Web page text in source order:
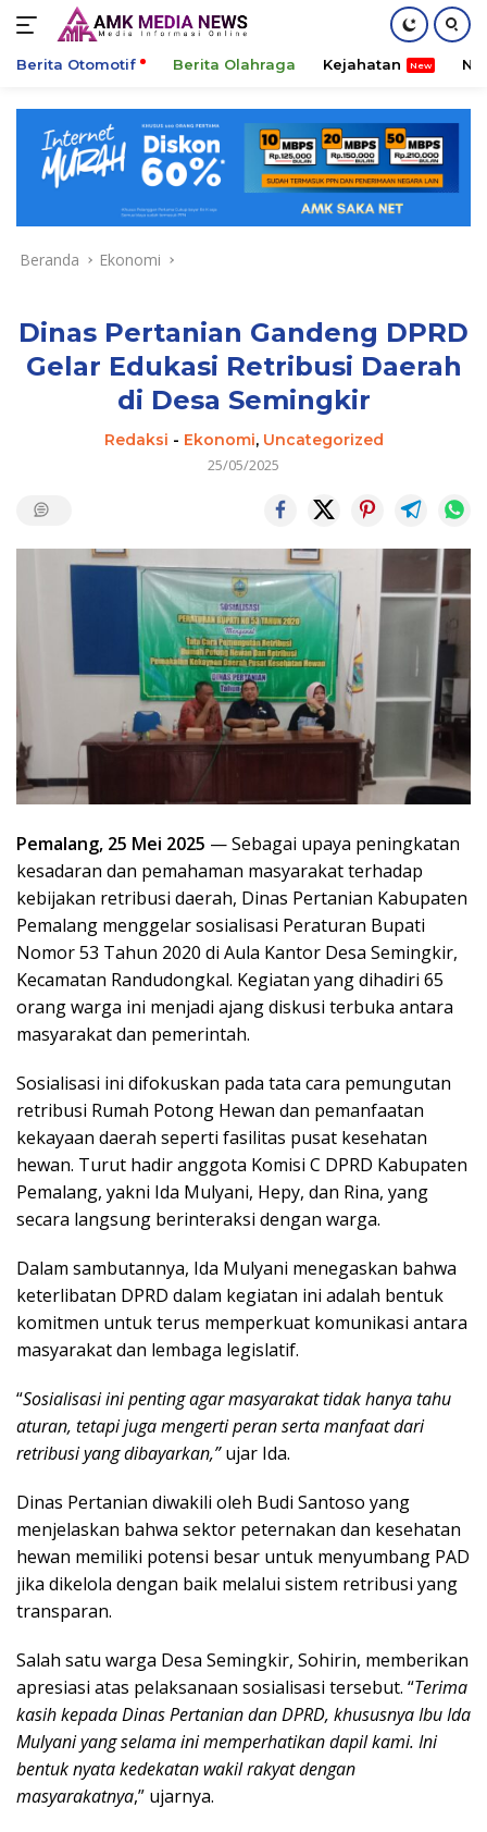
konten
Berita Otomotif Berita Olahraga Kejahatan
Beranda Ekonomi
Dinas Pertanian Gandeng DPRD
Gelar Edukasi Retribusi Daerah
di Desa Semingkir
Redaksi - Ekonomi, Uncategorized
25/05/2025
Pemalang, 25 Mei 2025 — Sebagai upaya peningkatan
kesadaran dan pemahaman masyarakat terhadap
kebijakan retribusi daerah, Dinas Pertanian Kabupaten
Pemalang menggelar sosialisasi Peraturan Bupati
Nomor 53 Tahun 2020 di Aula Kantor Desa Semingkir,
Kecamatan Randudongkal. Kegiatan yang dihadiri 65
orang warga ini menjadi ajang diskusi terbuka antara
masyarakat dan pemerintah.
Sosialisasi ini difokuskan pada tata cara pemungutan
retribusi Rumah Potong Hewan dan pemanfaatan
kekayaan daerah seperti fasilitas pusat kesehatan
hewan. Turut hadir anggota Komisi C DPRD Kabupaten
Pemalang, yakni Ida Mulyani, Hepy, dan Rina, yang
secara langsung berinteraksi dengan warga.
Dalam sambutannya, Ida Mulyani menegaskan bahwa
keterlibatan DPRD dalam kegiatan ini adalah bentuk
komitmen untuk terus memperkuat komunikasi antara
masyarakat dan lembaga legislatif.
“Sosialisasi ini penting agar masyarakat tidak hanya tahu
aturan, tetapi juga mengerti peran serta manfaat dari
retribusi yang dibayarkan,”ujar Ida.
Dinas Pertanian diwakili oleh Budi Santoso yang
menjelaskan bahwa sektor peternakan dan kesehatan
hewan memiliki potensi besar untuk menyumbang PAD
jika dikelola dengan baik melalui sistem retribusi yang
transparan.
Salah satu warga Desa Semingkir, Sohirin, memberikan
apresiasi atas pelaksanaan sosialisasi tersebut. “Terima
kasih kepada Dinas Pertanian dan DPRD, khususnya Ibu Ida
Mulyani yang selama ini memperhatikan dapil kami. Ini
bentuk nyata kedekatan wakil rakyat dengan
masyarakatnya,” ujarnya.